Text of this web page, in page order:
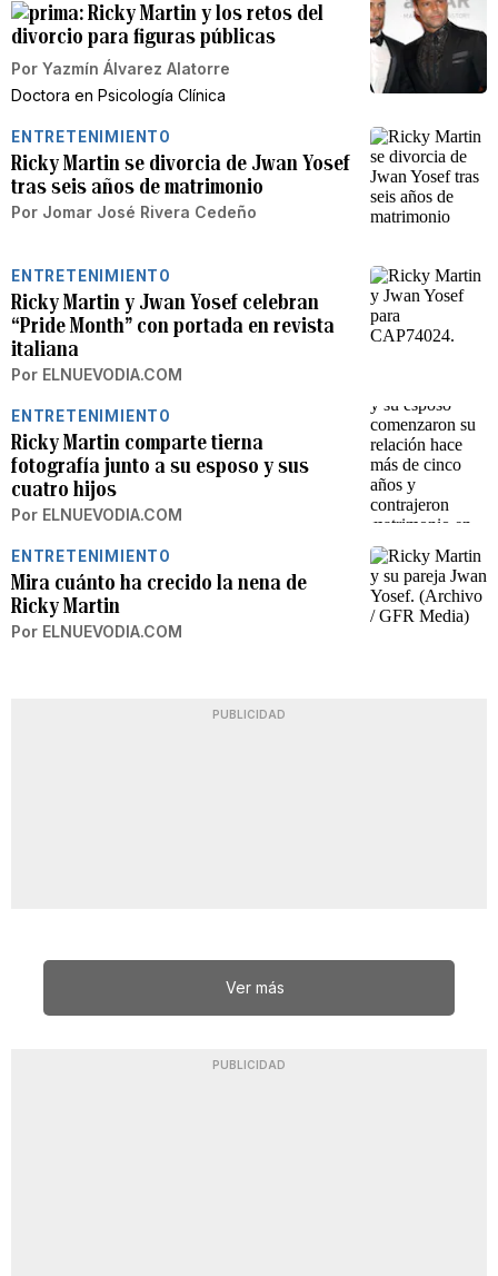
Ricky Martin y los retos del
divorcio para figuras públicas
Por Yazmín Álvarez Alatorre
Doctora en Psicología Clínica
ENTRETENIMIENTO
Ricky Martin se divorcia de Jwan Yosef
tras seis años de matrimonio
Por Jomar José Rivera Cedeño
ENTRETENIMIENTO
Ricky Martin y Jwan Yosef celebran
“Pride Month” con portada en revista
italiana
Por ELNUEVODIA.COM
ENTRETENIMIENTO
Ricky Martin comparte tierna
fotografía junto a su esposo y sus
cuatro hijos
Por ELNUEVODIA.COM
ENTRETENIMIENTO
Mira cuánto ha crecido la nena de
Ricky Martin
Por ELNUEVODIA.COM
PUBLICIDAD
Ver más
PUBLICIDAD